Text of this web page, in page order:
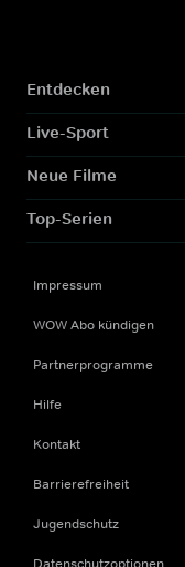
Entdecken
Live-Sport
Neue Filme
Top-Serien
Impressum
WOW Abo kündigen
Partnerprogramme
Hilfe
Kontakt
Barrierefreiheit
Jugendschutz